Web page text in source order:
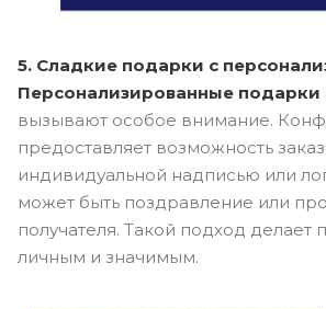
5. Сладкие подарки с
Персонализированные подарки
вызывают особое внимание.
предоставляет возможность
индивидуальной надписью или
может быть поздравление или
получателя. Такой подход делает
личным и значимым.